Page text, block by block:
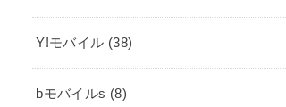
Y!モバイル (38)
bモバイルs (8)